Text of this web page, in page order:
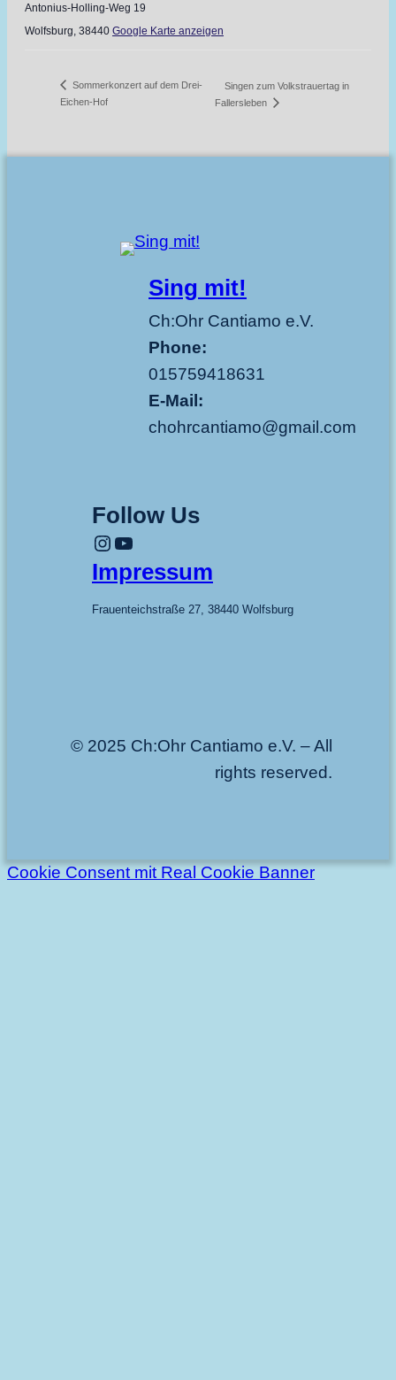
Antonius-Holling-Weg 19
Wolfsburg, 38440 Google Karte anzeigen
Sommerkonzert auf dem Drei-
Eichen-Hof
Singen zum Volkstrauertag in
Fallersleben
Sing mit!
Ch:Ohr Cantiamo e.V.
Phone:
015759418631
E-Mail:
chohrcantiamo@gmail.com
Follow Us
Instagram
YouTube
Impressum
Frauenteichstraße 27, 38440 Wolfsburg
© 2025 Ch:Ohr Cantiamo e.V. – All
rights reserved.
Cookie Consent mit Real Cookie Banner